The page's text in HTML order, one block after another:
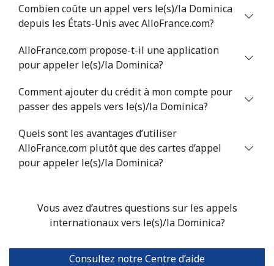
Combien coûte un appel vers le(s)/la Dominica
depuis les États-Unis avec AlloFrance.com?
AlloFrance.com propose-t-il une application
pour appeler le(s)/la Dominica?
Comment ajouter du crédit à mon compte pour
passer des appels vers le(s)/la Dominica?
Quels sont les avantages d’utiliser
AlloFrance.com plutôt que des cartes d’appel
pour appeler le(s)/la Dominica?
Vous avez d’autres questions sur les appels
internationaux vers le(s)/la Dominica?
Consultez notre Centre d’aide